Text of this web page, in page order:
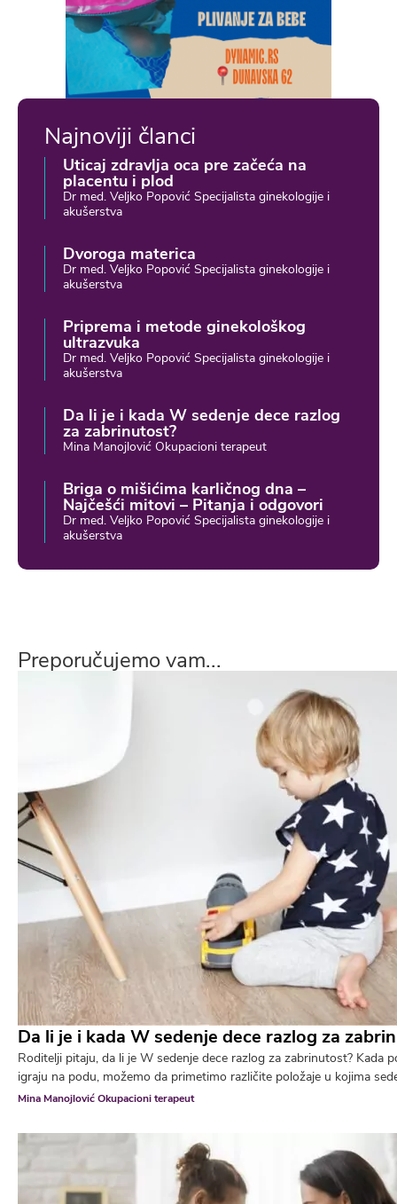
Najnoviji članci
Uticaj zdravlja oca pre začeća na
placentu i plod
Dr med. Veljko Popović Specijalista ginekologije i
akušerstva
Dvoroga materica
Dr med. Veljko Popović Specijalista ginekologije i
akušerstva
Priprema i metode ginekološkog
ultrazvuka
Dr med. Veljko Popović Specijalista ginekologije i
akušerstva
Da li je i kada W sedenje dece razlog
za zabrinutost?
Mina Manojlović Okupacioni terapeut
Briga o mišićima karličnog dna –
Najčešći mitovi – Pitanja i odgovori
Dr med. Veljko Popović Specijalista ginekologije i
akušerstva
Preporučujemo vam...
Da li je i kada W sedenje dece razlog za
Roditelji pitaju, da li je W sedenje dece razlog za zabrinutost? Kada
igraju na podu, možemo da primetimo različite položaje u kojima
Mina Manojlović Okupacioni terapeut